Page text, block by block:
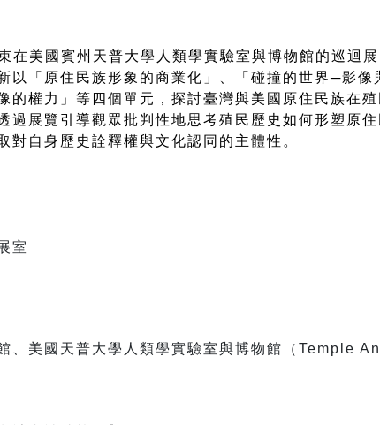
美國賓州天普大學人類學實驗室與博物館的巡迴
以「原住民族形象的商業化」、「碰撞的世界─影像
的權力」等四個單元，探討臺灣與美國原住民族在
過展覽引導觀眾批判性地思考殖民歷史如何形塑原
對自身歷史詮釋權與文化認同的主體性。
室
、美國天普大學人類學實驗室與博物館（Temple